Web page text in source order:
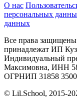
О нас
персональных
данных
Все права
принадлежат ИП
Индивидуальный
Максимовна, ИНН
ОГРНИП 31858
© Lil.School,